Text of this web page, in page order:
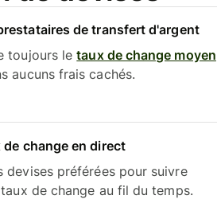
de transfert d'argent
toujours letaux de change moyen
aucuns frais cachés.
de change en direct
devises préférées pour suivre
de change au fil du temps.